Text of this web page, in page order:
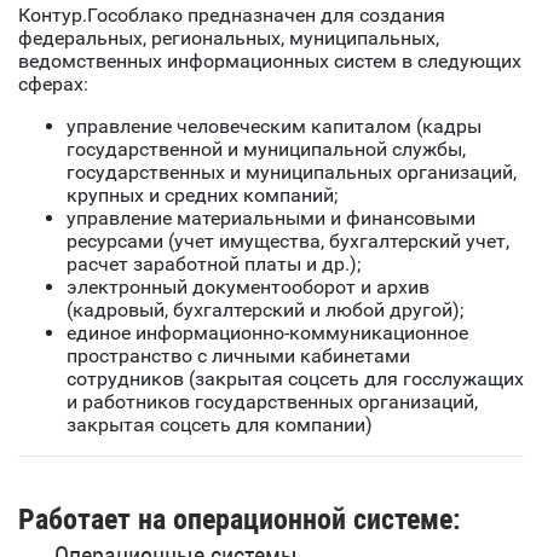
Контур.Гособлако предназначен для создания
федеральных, региональных, муниципальных,
ведомственных информационных систем в следующих
сферах:
управление человеческим капиталом (кадры
государственной и муниципальной службы,
государственных и муниципальных организаций,
крупных и средних компаний;
управление материальными и финансовыми
ресурсами (учет имущества, бухгалтерский учет,
расчет заработной платы и др.);
электронный документооборот и архив
(кадровый, бухгалтерский и любой другой);
единое информационно-коммуникационное
пространство с личными кабинетами
сотрудников (закрытая соцсеть для госслужащих
и работников государственных организаций,
закрытая соцсеть для компании)
Работает на операционной системе: